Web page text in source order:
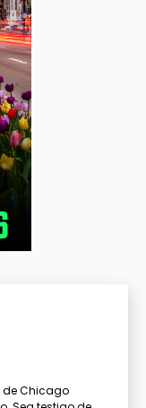
de Chicago